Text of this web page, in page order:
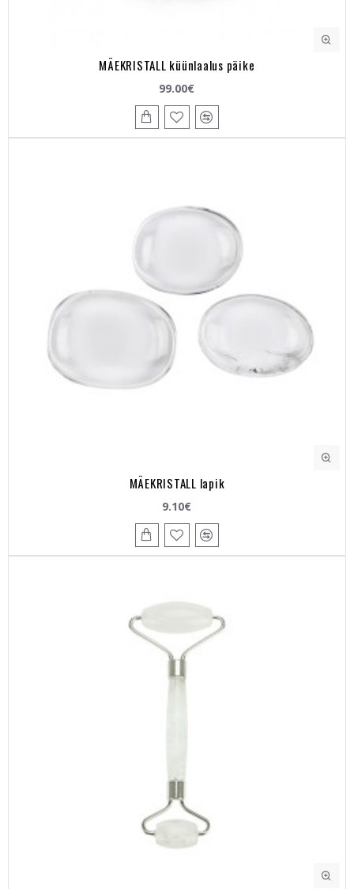
MÄEKRISTALL küünlaalus päike
99.00€
MÄEKRISTALL lapik
9.10€